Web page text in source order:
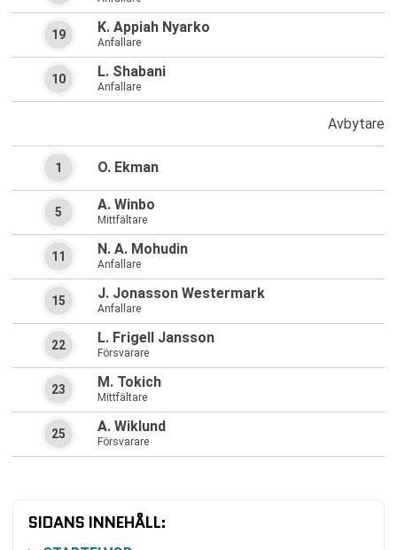
K. Appiah Nyarko
Anfallare
19
L. Shabani
Anfallare
10
Avbytare
O. Ekman
1
A. Winbo
Mittfältare
5
N. A. Mohudin
Anfallare
11
J. Jonasson Westermark
Anfallare
15
L. Frigell Jansson
Försvarare
22
M. Tokich
Mittfältare
23
A. Wiklund
Försvarare
25
SIDANS INNEHÅLL: